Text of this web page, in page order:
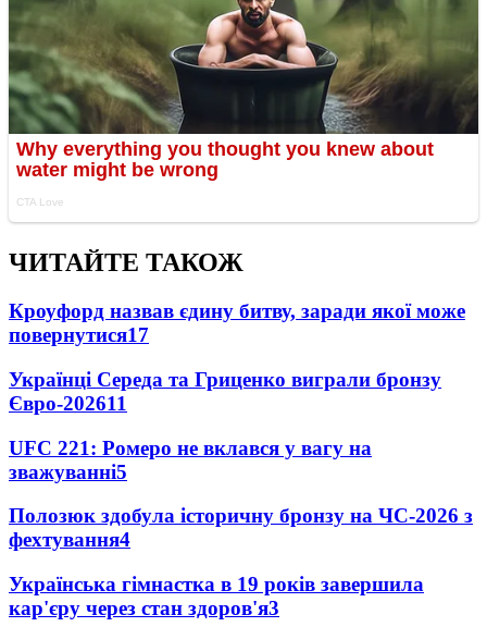
ЧИТАЙТЕ ТАКОЖ
Кроуфорд назвав єдину битву, заради якої може
повернутися17
Українці Середа та Гриценко виграли бронзу
Євро-202611
UFC 221: Ромеро не вклався у вагу на
зважуванні5
Полозюк здобула історичну бронзу на ЧС-2026 з
фехтування4
Українська гімнастка в 19 років завершила
кар'єру через стан здоров'я3